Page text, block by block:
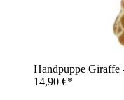
Handpuppe Giraffe
14,90 €*